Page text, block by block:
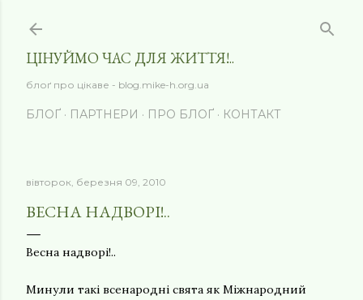
ЦІНУЙМО ЧАС ДЛЯ ЖИТТЯ!..
блоґ про цікаве - blog.mike-h.org.ua
БЛОҐ ПАРТНЕРИ ПРО БЛОҐ КОНТАКТ
вівторок, березня 09, 2010
ВЕСНА НАДВОРІ!..
Весна надворі!..
Минули такі всенародні свята як Міжнародний